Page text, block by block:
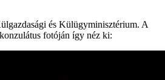
és Külügyminisztérium. A
fotóján így néz ki: